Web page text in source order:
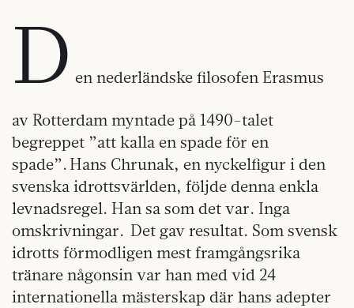
D en nederländske filosofen Erasmus
av Rotterdam myntade på 1490-talet
begreppet ”att kalla en spade för en
spade”. Hans Chrunak, en nyckelfigur i den
svenska idrottsvärlden, följde denna enkla
levnadsregel. Han sa som det var. Inga
omskrivningar. Det gav resultat. Som svensk
idrotts förmodligen mest framgångsrika
tränare någonsin var han med vid 24
internationella mästerskap där hans adepter